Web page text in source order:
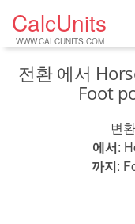
CalcUnits
WWW.CALCUNITS.COM
전환 에서
Foot
변
에서:
까지: